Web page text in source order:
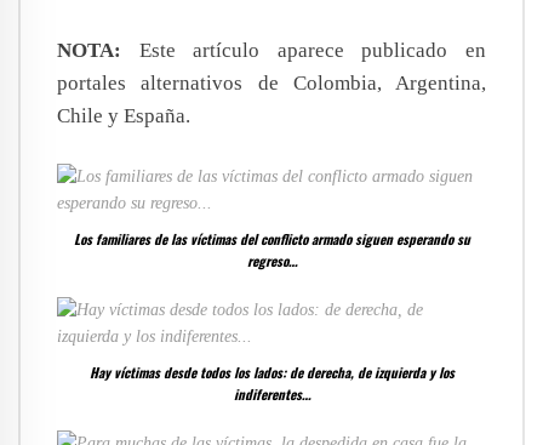
NOTA: Este artículo aparece publicado en
portales alternativos de Colombia, Argentina,
Chile y España.
Los familiares de las víctimas del conflicto armado siguen esperando su
regreso…
Hay víctimas desde todos los lados: de derecha, de izquierda y los
indiferentes…